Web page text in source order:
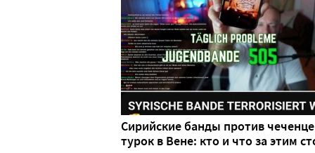
Сирийские банды против
турок в Вене: кто и что за этим